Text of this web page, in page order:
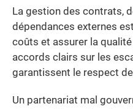
La gestion des contrats,
dépendances externes
coûts et assurer la
accords clairs sur les
garantissent le respect
Un partenariat mal